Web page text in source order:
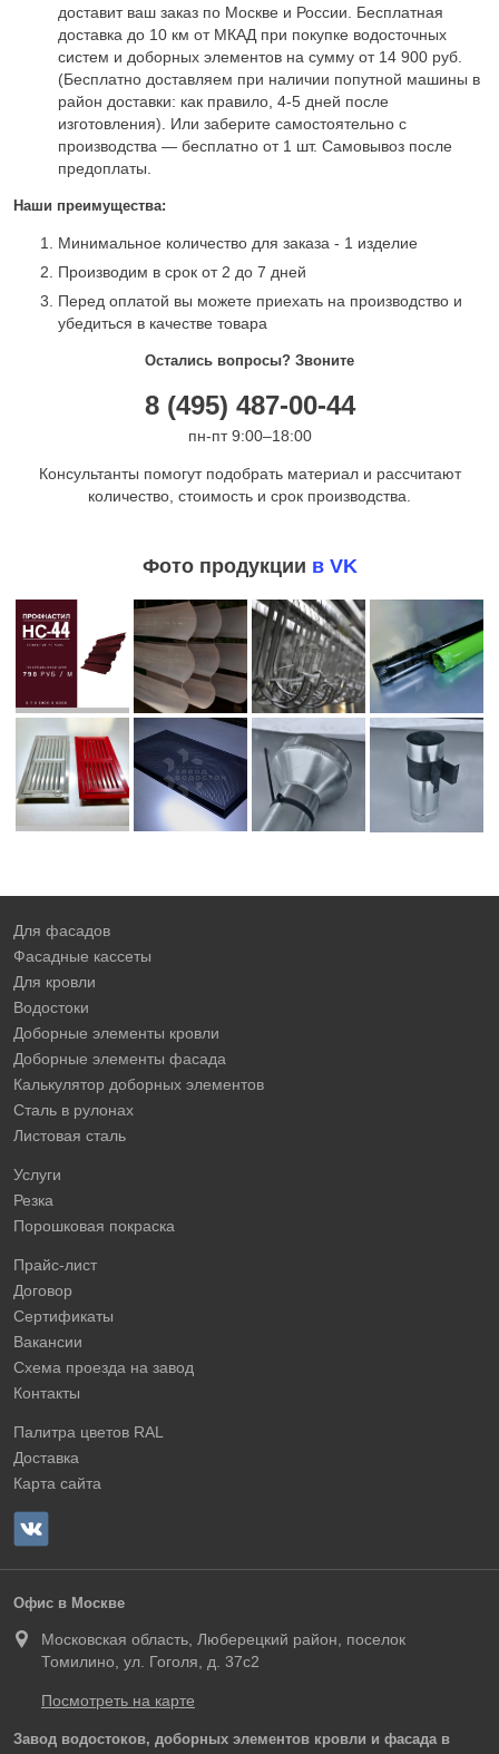
доставит ваш заказ по Москве и России. Бесплатная
доставка до 10 км от МКАД при покупке водосточных
систем и доборных элементов на сумму от 14 900 руб.
(Бесплатно доставляем при наличии попутной машины в
район доставки: как правило, 4-5 дней после
изготовления). Или заберите самостоятельно с
производства — бесплатно от 1 шт. Самовывоз после
предоплаты.
Наши преимущества:
Минимальное количество для заказа - 1 изделие
Производим в срок от 2 до 7 дней
Перед оплатой вы можете приехать на производство и
убедиться в качестве товара
Остались вопросы? Звоните
8 (495) 487-00-44
пн-пт 9:00–18:00
Консультанты помогут подобрать материал и рассчитают
количество, стоимость и срок производства.
Фото продукции в VK
Для фасадов
Фасадные кассеты
Для кровли
Водостоки
Доборные элементы кровли
Доборные элементы фасада
Калькулятор доборных элементов
Сталь в рулонах
Листовая сталь
Услуги
Резка
Порошковая покраска
Прайс-лист
Договор
Сертификаты
Вакансии
Схема проезда на завод
Контакты
Палитра цветов RAL
Доставка
Карта сайта
Офис в Москве
Московская область, Люберецкий район, поселок
Томилино, ул. Гоголя, д. 37с2
Посмотреть на карте
Завод водостоков, доборных элементов кровли и фасада в